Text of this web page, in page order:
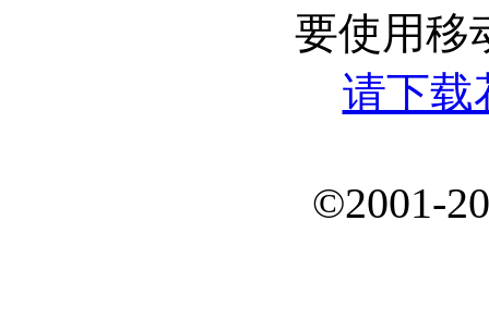
要使用移
请下载
©2001-